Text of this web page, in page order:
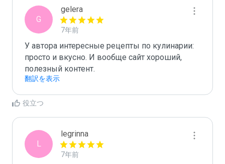
G
gelera
7年前
У автора интересные рецепты по кулинарии:
просто и вкусно. И вообще сайт хороший,
полезный контент.
翻訳を表示
役立つ
L
legrinna
7年前